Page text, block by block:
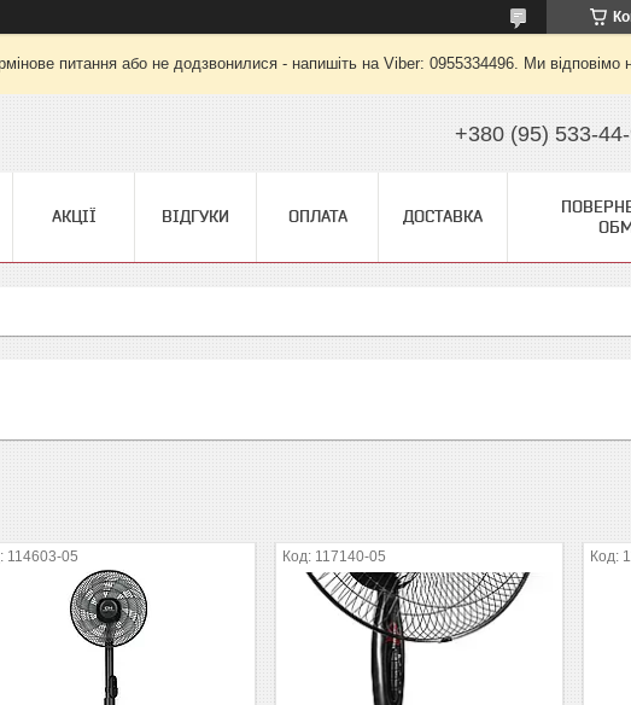
питання або не додзвонилися - напишіть на Viber: 0955334496. Ми відповімо
+380 (95) 533-
АКЦІЇ ВІДГУКИ ОПЛАТА ДОСТАВКА
114603-05 117140-05